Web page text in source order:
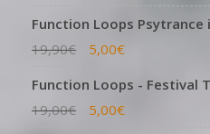
Function Loops
19,90€ 5,00€
Function Loops - Festival
19,00€ 5,00€